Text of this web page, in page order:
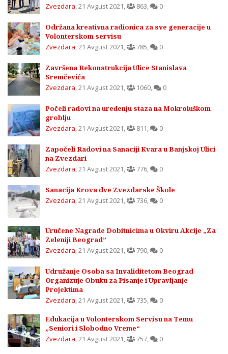
Zvezdara,21 Avgust 2021, 863, 0
Održana kreativna radionica za sve generacije u
Volonterskom servisu
Zvezdara,21 Avgust 2021, 785, 0
Završena Rekonstrukcija Ulice Stanislava
Sremčevića
Zvezdara,21 Avgust 2021, 1060, 0
Počeli radovi na uređenju staza na Mokroluškom
groblju
Zvezdara,21 Avgust 2021, 811, 0
Započeli Radovi na Sanaciji Kvara u Banjskoj Ulici
na Zvezdari
Zvezdara,21 Avgust 2021, 776, 0
Sanacija Krova dve Zvezdarske Škole
Zvezdara,21 Avgust 2021, 736, 0
Uručene Nagrade Dobitnicima u Okviru Akcije „Za
Zeleniji Beograd”
Zvezdara,21 Avgust 2021, 790, 0
Udružanje Osoba sa Invaliditetom Beograd
Organizuje Obuku za Pisanje i Upravljanje
Projektima
Zvezdara,21 Avgust 2021, 735, 0
Edukacija u Volonterskom Servisu na Temu
„Seniori i Slobodno Vreme“
Zvezdara,21 Avgust 2021, 757, 0